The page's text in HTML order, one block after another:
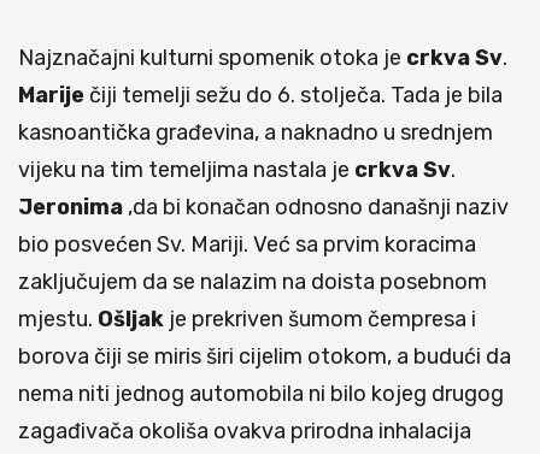
Najznačajni kulturni spomenik otoka je crkva Sv.
Marije čiji temelji sežu do 6. stolječa. Tada je bila
kasnoantička građevina, a naknadno u srednjem
vijeku na tim temeljima nastala je crkva Sv.
Jeronima ,da bi konačan odnosno današnji naziv
bio posvećen Sv. Mariji. Već sa prvim koracima
zaključujem da se nalazim na doista posebnom
mjestu. Ošljak je prekriven šumom čempresa i
borova čiji se miris širi cijelim otokom, a budući da
nema niti jednog automobila ni bilo kojeg drugog
zagađivača okoliša ovakva prirodna inhalacija